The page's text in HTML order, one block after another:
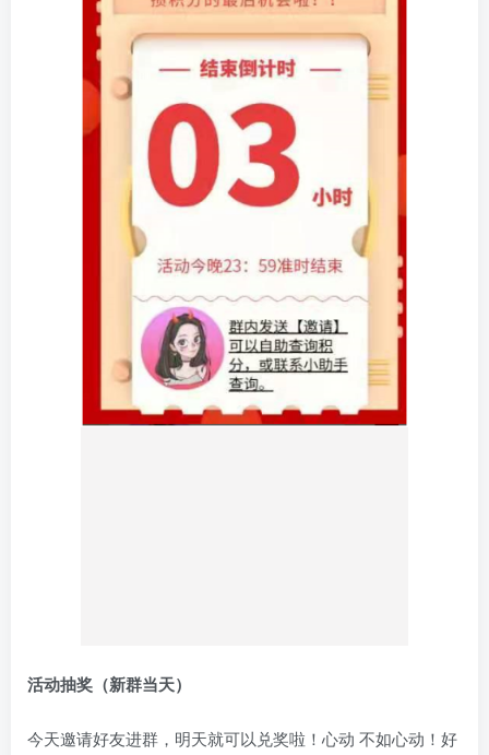
活动抽奖（新群当天）
今天邀请好友进群，明天就可以兑奖啦！心动 不如心动！好